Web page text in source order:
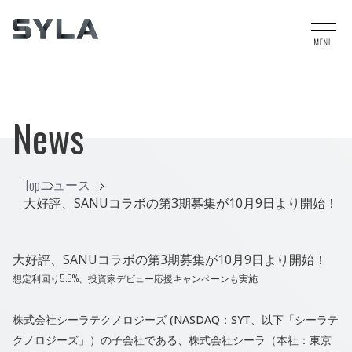
News
Topニュース
大好評、SANUコラボの第3期募集が10月9日より開始！
大好評、SANUコラボの第3期募集が10月9日より開始！
想定利回り5.5%、投資家デビュー応援キャンペーンも実施
株式会社シーラテクノロジーズ (NASDAQ：SYT、以下「シーラテ
クノロジーズ」）の子会社である、株式会社シーラ（本社：東京